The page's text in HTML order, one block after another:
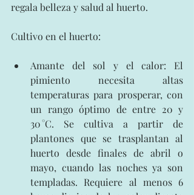
regala belleza y salud al huerto.
Cultivo en el huerto:
Amante del sol y el calor: El
pimiento necesita altas
temperaturas para prosperar, con
un rango óptimo de entre 20 y
30 °C. Se cultiva a partir de
plantones que se trasplantan al
huerto desde finales de abril o
mayo, cuando las noches ya son
templadas. Requiere al menos 6